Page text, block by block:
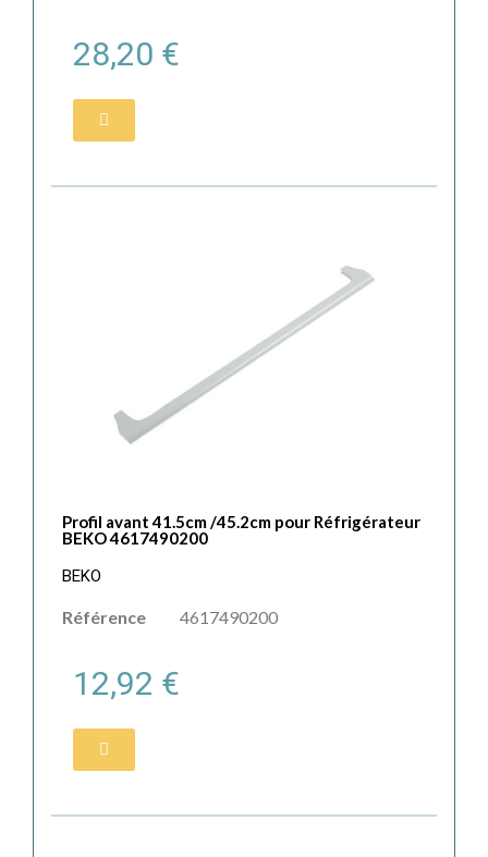
28,20 €
Profil avant 41.5cm /45.2cm pour Réfrigérateur
BEKO 4617490200
BEKO
Référence 4617490200
12,92 €